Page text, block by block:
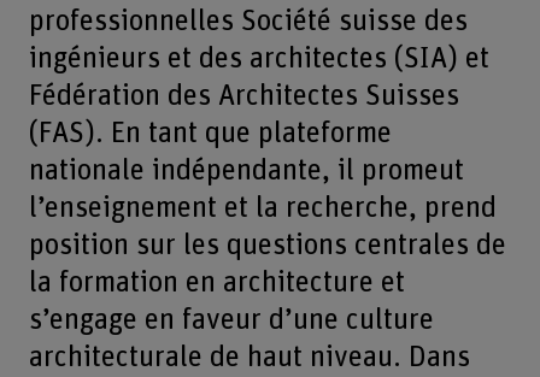
professionnelles Société suisse des
ingénieurs et des architectes (SIA) et
Fédération des Architectes Suisses
(FAS). En tant que plateforme
nationale indépendante, il promeut
l’enseignement et la recherche, prend
position sur les questions centrales de
la formation en architecture et
s’engage en faveur d’une culture
architecturale de haut niveau. Dans